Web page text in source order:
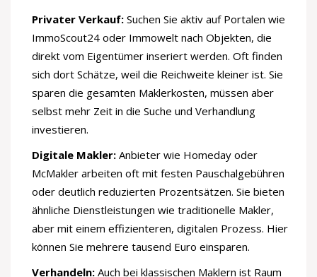
Privater Verkauf: Suchen Sie aktiv auf Portalen wie
ImmoScout24 oder Immowelt nach Objekten, die
direkt vom Eigentümer inseriert werden. Oft finden
sich dort Schätze, weil die Reichweite kleiner ist. Sie
sparen die gesamten Maklerkosten, müssen aber
selbst mehr Zeit in die Suche und Verhandlung
investieren.
Digitale Makler: Anbieter wie Homeday oder
McMakler arbeiten oft mit festen Pauschalgebühren
oder deutlich reduzierten Prozentsätzen. Sie bieten
ähnliche Dienstleistungen wie traditionelle Makler,
aber mit einem effizienteren, digitalen Prozess. Hier
können Sie mehrere tausend Euro einsparen.
Verhandeln: Auch bei klassischen Maklern ist Raum